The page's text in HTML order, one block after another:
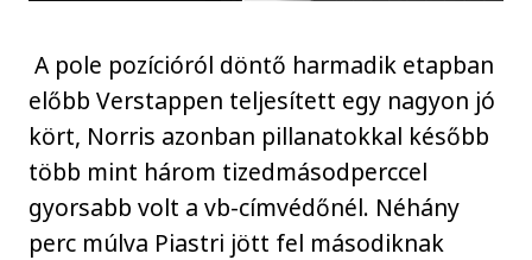
A pole pozícióról döntő harmadik etapban
előbb Verstappen teljesített egy nagyon jó
kört, Norris azonban pillanatokkal később
több mint három tizedmásodperccel
gyorsabb volt a vb-címvédőnél. Néhány
perc múlva Piastri jött fel másodiknak